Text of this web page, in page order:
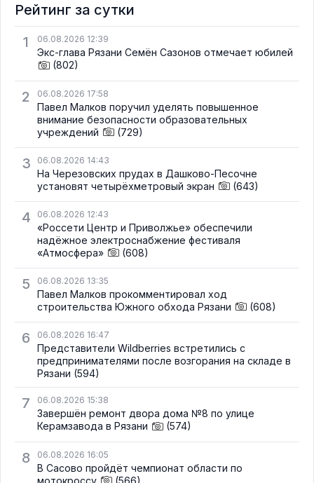
Рейтинг за сутки
1
06.08.2026 12:39
Экс-глава Рязани Семён Сазонов отмечает юбилей
(802)
2 06.08.2026 17:58
Павел Малков поручил уделять повышенное
внимание безопасности образовательных
учреждений
(729)
3 06.08.2026 14:43
На Черезовских прудах в Дашково-Песочне
установят четырёхметровый экран
(643)
4 06.08.2026 12:43
«Россети Центр и Приволжье» обеспечили
надёжное электроснабжение фестиваля
«Атмосфера»
(608)
5 06.08.2026 13:35
Павел Малков прокомментировал ход
строительства Южного обхода Рязани
(608)
6 06.08.2026 16:47
Представители Wildberries встретились с
предпринимателями после возгорания на складе в
Рязани (594)
7 06.08.2026 15:38
Завершён ремонт двора дома №8 по улице
Керамзавода в Рязани
(574)
8 06.08.2026 16:05
В Сасово пройдёт чемпионат области по
мотокроссу
(566)